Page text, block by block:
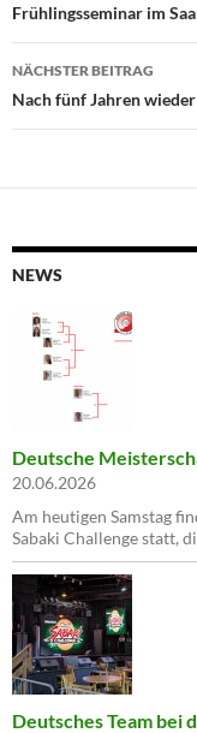
Frühlingsseminar im
NÄCHSTER BEITRAG
Nach fünf Jahren
NEWS
Deutsche
20.06.2026
Am heutigen Samstag
Sabaki Challenge statt,
Deutsches Team bei